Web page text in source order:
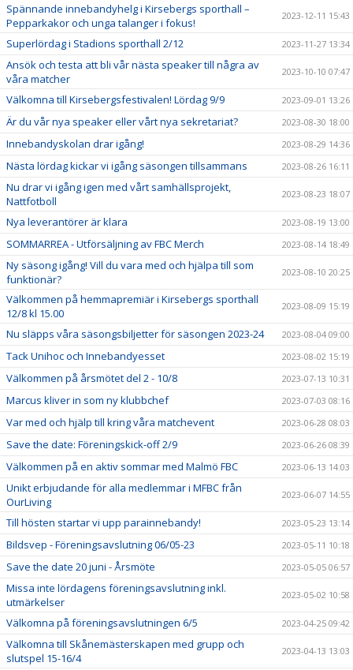
Spännande innebandyhelg i Kirsebergs sporthall –
Pepparkakor och unga talanger i fokus!
2023-12-11 15:43
Superlördag i Stadions sporthall 2/12 2023-11-27 13:34
Ansök och testa att bli vår nästa speaker till några av
våra matcher
2023-10-10 07:47
Välkomna till Kirsebergsfestivalen! Lördag 9/9 2023-09-01 13:26
Är du vår nya speaker eller vårt nya sekretariat? 2023-08-30 18:00
Innebandyskolan drar igång! 2023-08-29 14:36
Nästa lördag kickar vi igång säsongen tillsammans 2023-08-26 16:11
Nu drar vi igång igen med vårt samhällsprojekt,
Nattfotboll
2023-08-23 18:07
Nya leverantörer är klara 2023-08-19 13:00
SOMMARREA - Utförsäljning av FBC Merch 2023-08-14 18:49
Ny säsong igång! Vill du vara med och hjälpa till som
funktionär?
2023-08-10 20:25
Välkommen på hemmapremiär i Kirsebergs sporthall
12/8 kl 15.00
2023-08-09 15:19
Nu släpps våra säsongsbiljetter för säsongen 2023-24 2023-08-04 09:00
Tack Unihoc och Innebandyesset 2023-08-02 15:19
Välkommen på årsmötet del 2 - 10/8 2023-07-13 10:31
Marcus kliver in som ny klubbchef 2023-07-03 08:16
Var med och hjälp till kring våra matchevent 2023-06-28 08:03
Save the date: Föreningskick-off 2/9 2023-06-26 08:39
Välkommen på en aktiv sommar med Malmö FBC 2023-06-13 14:03
Unikt erbjudande för alla medlemmar i MFBC från
OurLiving
2023-06-07 14:55
Till hösten startar vi upp parainnebandy! 2023-05-23 13:14
Bildsvep - Föreningsavslutning 06/05-23 2023-05-11 10:18
Save the date 20 juni - Årsmöte 2023-05-05 06:57
Missa inte lördagens föreningsavslutning inkl.
utmärkelser
2023-05-02 10:58
Välkomna på föreningsavslutningen 6/5 2023-04-25 09:42
Välkomna till Skånemästerskapen med grupp och
slutspel 15-16/4
2023-04-13 13:03